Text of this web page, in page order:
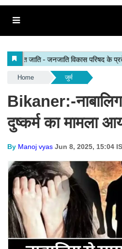
Home जुर्म
Bikaner:-
दुष्कर्म का मामला
By Manoj vyas Jun 8, 2025, 15:04